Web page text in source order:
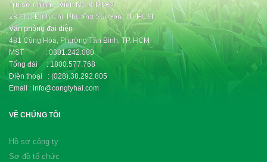
Trụ sở chính – Viện NC & PTSP
28 Mạc Đĩnh Chi, Phường Sài Gòn, TP. HCM
Văn phòng đại diện
481 Cộng Hòa, Phường Tân Bình, TP. HCM
MST : 0301.242.080
Tổng đài : 1800.577.768
Điện thoại : (028).38.292.805
Email : info@congtyhai.com
VỀ CHÚNG TÔI
Hồ sơ công ty
Sơ đồ tổ chức